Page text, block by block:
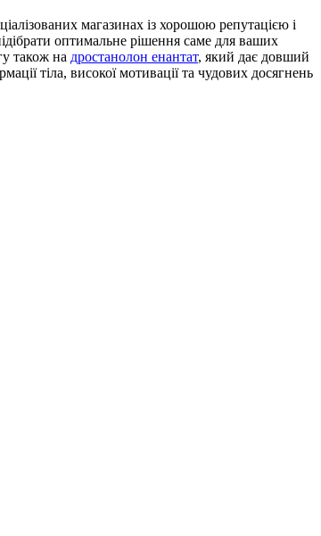
магазинах із хорошою репутацією і
оптимальне рішення саме для ваших
також на дростанолон енантат, який дає довший
тіла, високої мотивації та чудових досягнень